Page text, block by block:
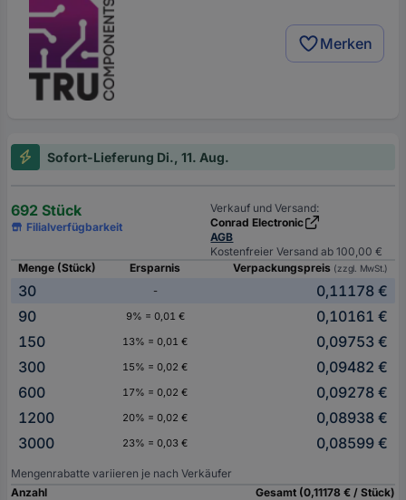
Merken
Sofort-Lieferung Di., 11. Aug.
692 Stück
Filialverfügbarkeit
Verkauf und Versand:
Conrad Electronic
AGB
Kostenfreier Versand ab 100,00 €
Menge (Stück)
Ersparnis Verpackungspreis (zzgl. MwSt.)
30 -
0,11178 €
90
9% = 0,01 €
0,10161 €
150
13% = 0,01 €
0,09753 €
300
15% = 0,02 €
0,09482 €
600
17% = 0,02 €
0,09278 €
1200
20% = 0,02 €
0,08938 €
3000
23% = 0,03 € 0,08599 €
Mengenrabatte variieren je nach Verkäufer
Anzahl
Gesamt (0,11178 € / Stück)